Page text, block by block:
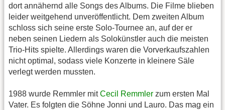
dort annähernd alle Songs des Albums. Die Filme blieben
leider weitgehend unveröffentlicht. Dem zweiten Album
schloss sich seine erste Solo-Tournee an, auf der er
neben seinen Liedern als Solokünstler auch die meisten
Trio-Hits spielte. Allerdings waren die Vorverkaufszahlen
nicht optimal, sodass viele Konzerte in kleinere Säle
verlegt werden mussten.
1988 wurde Remmler mitCecil Remmler zum ersten Mal
Vater. Es folgten die Söhne Jonni und Lauro. Das mag ein